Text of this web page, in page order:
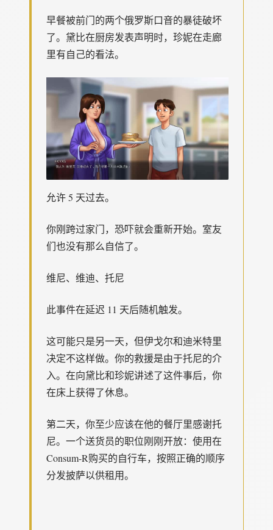
早餐被前门的两个俄罗斯口音的暴徒破坏
了。黛比在厨房发表声明时，珍妮在走廊
里有自己的看法。
允许 5 天过去。
你刚跨过家门，恐吓就会重新开始。室友
们也没有那么自信了。
维尼、维迪、托尼
此事件在延迟 11 天后随机触发。
这可能只是另一天，但伊戈尔和迪米特里
决定不这样做。你的救援是由于托尼的介
入。在向黛比和珍妮讲述了这件事后，你
在床上获得了休息。
第二天，你至少应该在他的餐厅里感谢托
尼。一个送货员的职位刚刚开放：使用在
Consum-R购买的自行车，按照正确的顺序
分发披萨以供租用。